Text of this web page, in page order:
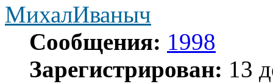
МихалИваныч
Сообщения: 1998
Зарегистрирован: 13